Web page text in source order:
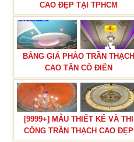
CAO ĐẸP TẠI TPHCM
BẢNG GIÁ PHÀO TRẦN THẠCH
CAO TÂN CỔ ĐIỂN
[9999+] MẪU THIẾT KẾ VÀ THI
CÔNG TRẦN THẠCH CAO ĐẸP